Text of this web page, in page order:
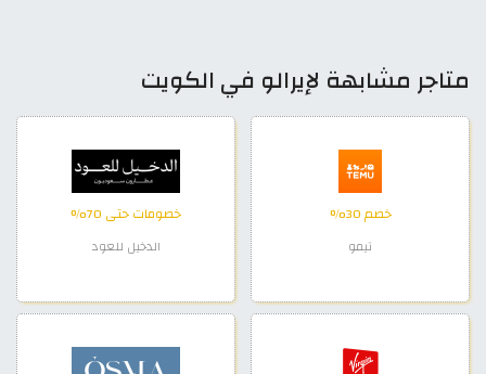
متاجر مشابهة لإيرالو في الكويت
خصم 30%
تيمو
خصومات حتى 70%
الدخيل للعود